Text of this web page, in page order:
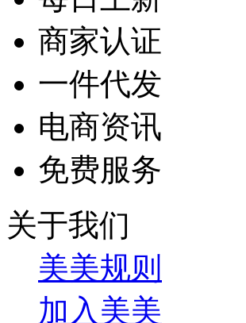
商家认证
一件代发
电商资讯
免费服务
关于我们
美美规则
加入美美